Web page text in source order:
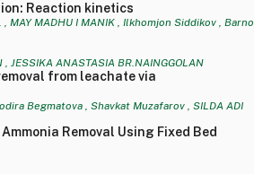
Reaction kinetics
, MAY MADHU I MANIK , Ilkhomjon Siddikov , Barno
JESSIKA ANASTASIA BR.NAINGGOLAN
from leachate via
Begmatova , Shavkat Muzafarov , SILDA ADI
Removal Using Fixed Bed